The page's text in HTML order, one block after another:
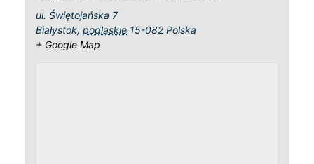
ul. Świętojańska 7
Białystok, podlaskie 15-082 Polska
+ Google Map